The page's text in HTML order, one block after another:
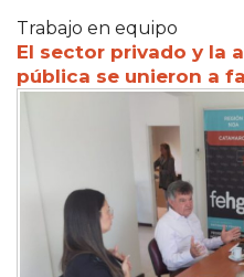
Trabajo en equipo
El sector privado y la
pública se unieron a